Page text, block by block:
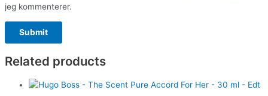
jeg kommenterer.
Related products